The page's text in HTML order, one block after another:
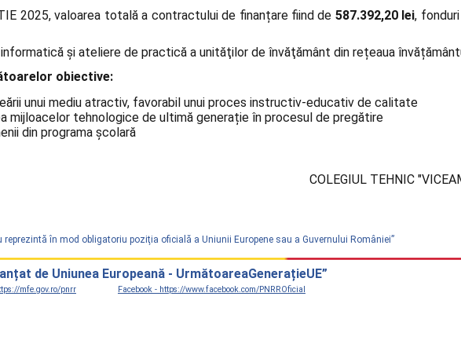
2025, valoarea totală a contractului de finanțare fiind de 587.392,20 lei,
și ateliere de practică a unităţilor de învăţământ din rețeaua
obiective:
unui mediu atractiv, favorabil unui proces instructiv-educativ de calitate
mijloacelor tehnologice de ultimă generație în procesul de pregătire
din programa școlară
COLEGIUL TEHNIC
în mod obligatoriu poziţia oficială a Uniunii Europene sau a Guvernului României”
de Uniunea Europeană - UrmătoareaGenerațieUE”
mfe.gov.ro/pnrr Facebook - https://www.facebook.com/PNRROficial